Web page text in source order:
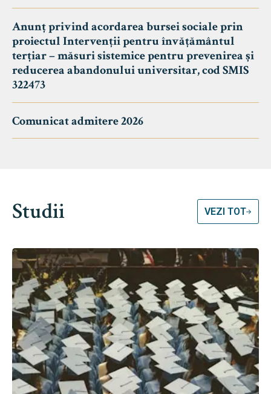
Anunț privind acordarea bursei sociale prin
proiectul Intervenții pentru învățământul
terțiar – măsuri sistemice pentru prevenirea și
reducerea abandonului universitar, cod SMIS
322473
Comunicat admitere 2026
Studii VEZI TOT